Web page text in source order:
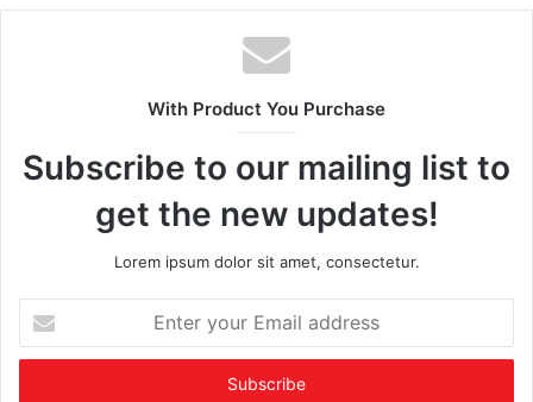
With Product You Purchase
Subscribe to our mailing list to
get the new updates!
Lorem ipsum dolor sit amet, consectetur.
your
Email